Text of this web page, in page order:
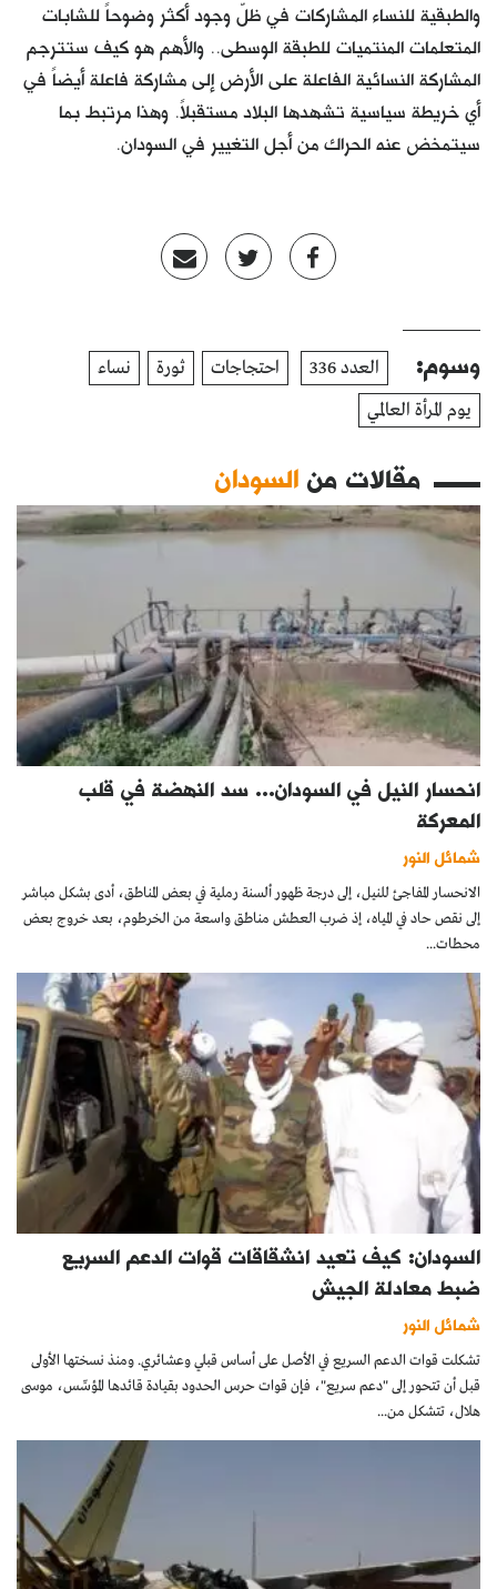
والطبقية للنساء المشاركات في ظلّ وجود أكثر وضوحاً للشابات
المتعلمات المنتميات للطبقة الوسطى.. والأهم هو كيف ستترجم
المشاركة النسائية الفاعلة على الأرض إلى مشاركة فاعلة أيضاً في
أي خريطة سياسية تشهدها البلاد مستقبلاً. وهذا مرتبط بما
سيتمخض عنه الحراك من أجل التغيير في السودان.
وسوم: العدد 336 احتجاجات ثورة
نساء
يوم المرأة العالمي
مقالات منالسودان
انحسار النيل في السودان… سد النهضة في قلب
المعركة
شمائل النور
الانحسار المفاجئ للنيل، إلى درجة ظهور ألسنة رملية في بعض المناطق، أدى بشكل مباشر
إلى نقص حاد في المياه، إذ ضرب العطش مناطق واسعة من الخرطوم، بعد خروج بعض
محطات...
السودان: كيف تعيد انشقاقات قوات الدعم السريع
ضبط معادلة الجيش
شمائل النور
تشكلت قوات الدعم السريع في الأصل على أساس قبلي وعشائري. ومنذ نسختها الأولى
قبل أن تتحور إلى "دعم سريع"، فإن قوات حرس الحدود بقيادة قائدها المؤسِّس، موسى
هلال، تتشكل من...